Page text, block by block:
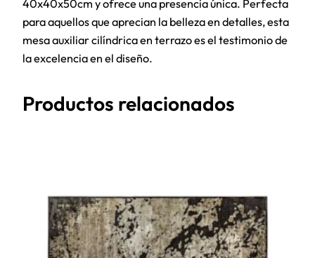
40x40x50cm y ofrece una presencia única. Perfecta
para aquellos que aprecian la belleza en detalles, esta
mesa auxiliar cilíndrica en terrazo es el testimonio de
la excelencia en el diseño.
Productos relacionados